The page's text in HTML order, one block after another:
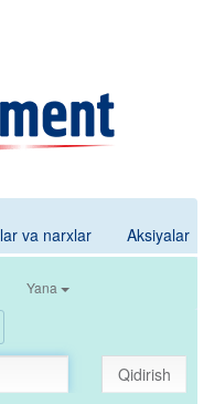
va narxlar Aksiyalar
Yana
Qidirish